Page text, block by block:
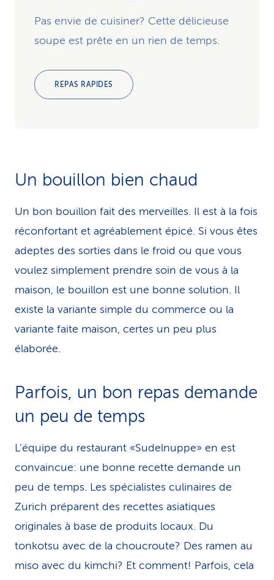
Pas envie de cuisiner? Cette délicieuse
soupe est prête en un rien de temps.
REPAS RAPIDES
Un bouillon bien chaud
Un bon bouillon fait des merveilles. Il est à la fois
réconfortant et agréablement épicé. Si vous êtes
adeptes des sorties dans le froid ou que vous
voulez simplement prendre soin de vous à la
maison, le bouillon est une bonne solution. Il
existe la variante simple du commerce ou la
variante faite maison, certes un peu plus
élaborée.
Parfois, un bon repas de­man­de
un peu de temps
L’équipe du restaurant «Sudelnuppe» en est
convaincue: une bonne recette demande un
peu de temps. Les spécialistes culinaires de
Zurich préparent des recettes asiatiques
originales à base de produits locaux. Du
tonkotsu avec de la choucroute? Des ramen au
miso avec du kimchi? Et comment! Parfois, cela